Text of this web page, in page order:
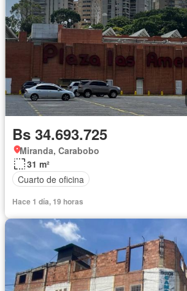
Bs 34.693.725
Miranda, Carabobo
31 m²
Cuarto de oficina
Hace 1 día, 19 horas